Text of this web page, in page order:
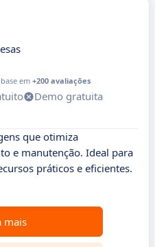
em +200 avaliações
Demo gratuita
que otimiza
e manutenção. Ideal para
práticos e eficientes.
mais